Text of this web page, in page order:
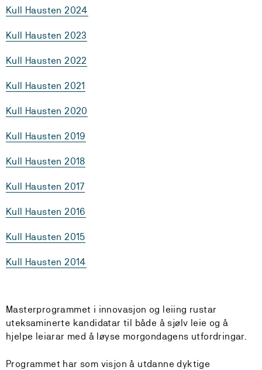
Kull Hausten 2024
Kull Hausten 2023
Kull Hausten 2022
Kull Hausten 2021
Kull Hausten 2020
Kull Hausten 2019
Kull Hausten 2018
Kull Hausten 2017
Kull Hausten 2016
Kull Hausten 2015
Kull Hausten 2014
Masterprogrammet i innovasjon og leiing rustar
uteksaminerte kandidatar til både å sjølv leie og å
hjelpe leiarar med å løyse morgondagens utfordringar.
Programmet har som visjon å utdanne dyktige